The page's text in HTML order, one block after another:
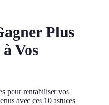
Plus
Vos
pour rentabiliser vos
avec ces 10 astuces